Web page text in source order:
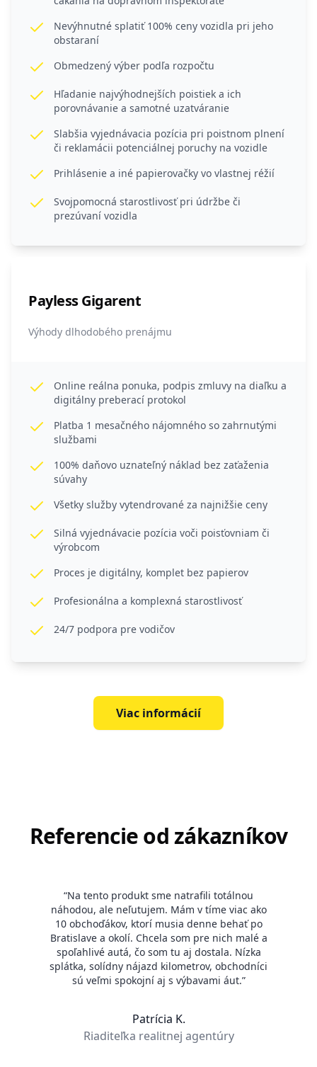
Nevýhnutné splatiť 100% ceny vozidla pri jeho
obstaraní
Obmedzený výber podľa rozpočtu
Hľadanie najvýhodnejších poistiek a ich
porovnávanie a samotné uzatváranie
Slabšia vyjednávacia pozícia pri poistnom plnení
či reklamácii potenciálnej poruchy na vozidle
Prihlásenie a iné papierovačky vo vlastnej réžií
Svojpomocná starostlivosť pri údržbe či
prezúvaní vozidla
Payless Gigarent
Výhody dlhodobého prenájmu
Online reálna ponuka, podpis zmluvy na diaľku a
digitálny preberací protokol
Platba 1 mesačného nájomného so zahrnutými
službami
100% daňovo uznateľný náklad bez zaťaženia
súvahy
Všetky služby vytendrované za najnižšie ceny
Silná vyjednávacie pozícia voči poisťovniam či
výrobcom
Proces je digitálny, komplet bez papierov
Profesionálna a komplexná starostlivosť
24/7 podpora pre vodičov
Viac informácií
Referencie od zákazníkov
“Na tento produkt sme natrafili totálnou
náhodou, ale neľutujem. Mám v tíme viac ako
10 obchoďákov, ktorí musia denne behať po
Bratislave a okolí. Chcela som pre nich malé a
spoľahlivé autá, čo som tu aj dostala. Nízka
splátka, solídny nájazd kilometrov, obchodníci
sú veľmi spokojní aj s výbavami áut.”
Patrícia K.
Riaditeľka realitnej agentúry